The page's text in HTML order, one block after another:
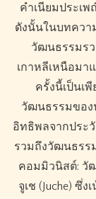
คำเนียมประเ
ดังนั้นในบทควา
วัฒนธรรมร
เกาหลีเหนือม
ครั้งนี้เป็นเ
วัฒนธรรมของ
อิทธิพลจากประ
รวมถึงวัฒนธรร
คอมมิวนิสต์: วั
จูเช (Juche) ซึ่